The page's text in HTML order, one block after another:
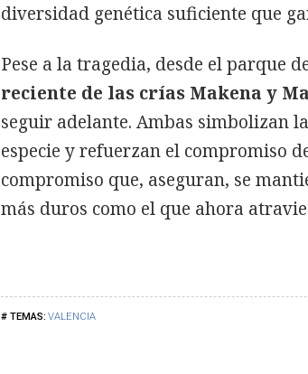
VALENCIA
diversidad genética suficiente que
Pese a la tragedia, desde el parque
reciente de las crías Makena y
seguir adelante. Ambas simbolizan
especie y refuerzan el compromiso
compromiso que, aseguran, se
más duros como el que ahora